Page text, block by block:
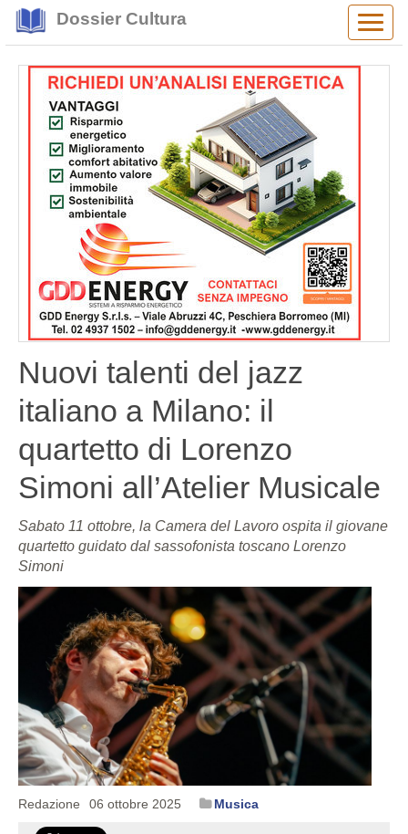
Dossier Cultura
Nuovi talenti del jazz
italiano a Milano: il
quartetto di Lorenzo
Simoni all’Atelier Musicale
Sabato 11 ottobre, la Camera del Lavoro ospita il giovane
quartetto guidato dal sassofonista toscano Lorenzo
Simoni
Redazione 06 ottobre 2025 Musica